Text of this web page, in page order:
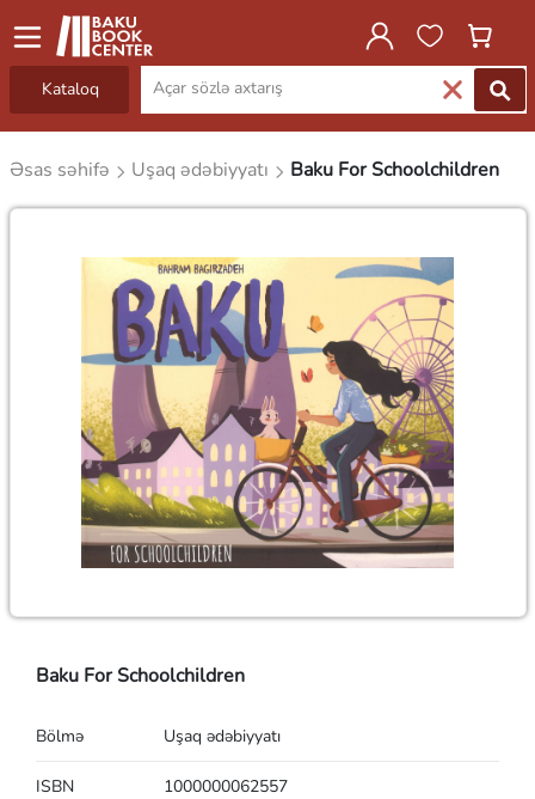
Kataloq
Əsas səhifə Uşaq ədəbiyyatı Baku For Schoolchildren
Baku For Schoolchildren
Bölmə Uşaq ədəbiyyatı
ISBN 1000000062557